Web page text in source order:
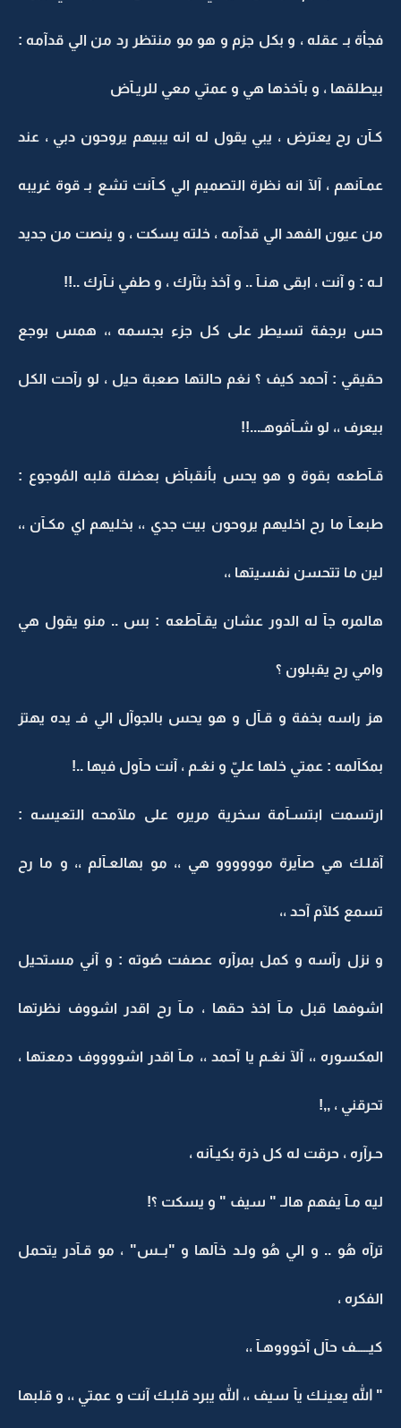
فجأة بـ عقله ، و بكل جزم و هو مو منتظر رد من الي قدآمه :
بيطلقها ، و بآخذها هي و عمتي معي للريـآض
كـآن رح يعترض ، يبي يقول له انه يبيهم يروحون دبي ، عند
عمـآنهم ، آلآ انه نظرة التصميم الي كـآنت تشع بـ قوة غريبه
من عيون الفهد الي قدآمه ، خلته يسكت ، و ينصت من جديد
لـه : و آنت ، ابقى هنـآ .. و آخذ بثآرك ، و طفي نـآرك ..!!
حس برجفة تسيطر على كل جزء بجسمه ،، همس بوجع
حقيقي : آحمد كيف ؟ نغم حالتها صعبة حيل ، لو رآحت الكل
بيعرف ،، لو شـآفوهـ...!!
قـآطعه بقوة و هو يحس بأنقبآض بعضلة قلبه المُوجوع :
طبعـآ ما رح اخليهم يروحون بيت جدي ،، بخليهم اي مكـآن ،،
لين ما تتحسن نفسيتها ،،
هالمره جآ له الدور عشان يقـآطعه : بس .. منو يقول هي
وامي رح يقبلون ؟
هز راسه بخفة و قـآل و هو يحس بالجوآل الي فـ يده يهتز
بمكآلمه : عمتي خلها عليّ و نغـم ، آنت حآول فيها ..!
ارتسمت ابتسـآمة سخرية مريره على ملآمحه التعيسه :
آقلـك هي صآيرة موووووو هي ،، مو بهالعـآلم ،، و ما رح
تسمع كلآم آحد ،،
و نزل رآسه و كمل بمرآره عصفت صُوته : و آني مستحيل
اشوفها قبل مـآ اخذ حقها ، مـآ رح اقدر اشووف نظرتها
المكسوره ،، آلآ نغـم يا آحمد ،، مـآ اقدر اشووووف دمعتها ،
تحرقني ، ,,!
حـرآره ، حرقت له كل ذرة بكيـآنه ،
ليه مـآ يفهم هالـ " سيف " و يسكت ؟!
ترآه هُو .. و الي هُو ولـد خآلها و "بــس" ، مو قـآدر يتحمل
الفكره ،
كيـــــف حآل آخوووهـآ ،،
" الله يعينـك يآ سيف ،، الله يبرد قلبـك آنت و عمتي ،، و قلبها